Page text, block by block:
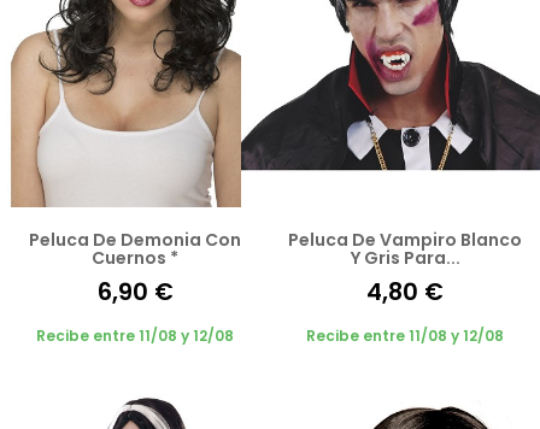
Peluca De Demonia Con
Cuernos *
6,90 €
Recibe entre 11/08 y 12/08
Peluca De Vampiro Blanco
Y Gris Para...
4,80 €
Recibe entre 11/08 y 12/08